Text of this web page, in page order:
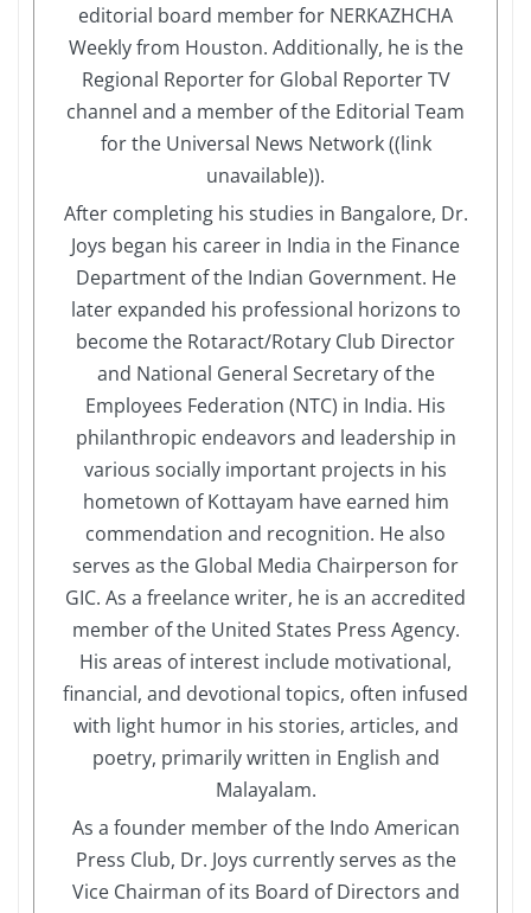
editorial board member for NERKAZHCHA
Weekly from Houston. Additionally, he is the
Regional Reporter for Global Reporter TV
channel and a member of the Editorial Team
for the Universal News Network ((link
unavailable)).
After completing his studies in Bangalore, Dr.
Joys began his career in India in the Finance
Department of the Indian Government. He
later expanded his professional horizons to
become the Rotaract/Rotary Club Director
and National General Secretary of the
Employees Federation (NTC) in India. His
philanthropic endeavors and leadership in
various socially important projects in his
hometown of Kottayam have earned him
commendation and recognition. He also
serves as the Global Media Chairperson for
GIC. As a freelance writer, he is an accredited
member of the United States Press Agency.
His areas of interest include motivational,
financial, and devotional topics, often infused
with light humor in his stories, articles, and
poetry, primarily written in English and
Malayalam.
As a founder member of the Indo American
Press Club, Dr. Joys currently serves as the
Vice Chairman of its Board of Directors and